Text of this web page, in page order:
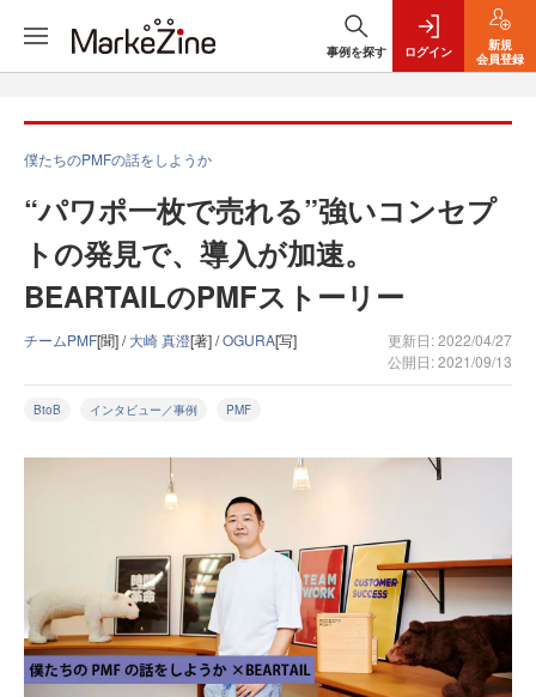
事例を探す ログイン
新規
会員登録
僕たちのPMFの話をしようか
“パワポ一枚で売れる”強いコンセプ
トの発見で、導入が加速。
BEARTAILのPMFストーリー
チームPMF[聞] /大崎 真澄[著] /OGURA[写]
更新日: 2022/04/27
公開日: 2021/09/13
BtoB インタビュー／事例 PMF